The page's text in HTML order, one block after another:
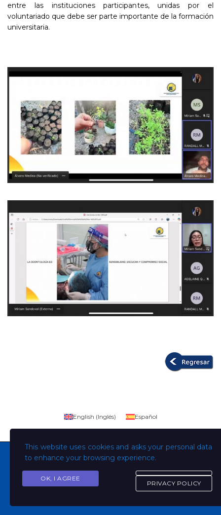
entre las instituciones participantes, unidas por el
voluntariado que debe ser parte importante de la formación
universitaria.
Copyright © Todos los derechos son de la Universidad
This website uses cookies and asks your personal data
to enhance your browsing experience.
OK, I AGREE
PRIVACY POLICY
English (Inglés) Español